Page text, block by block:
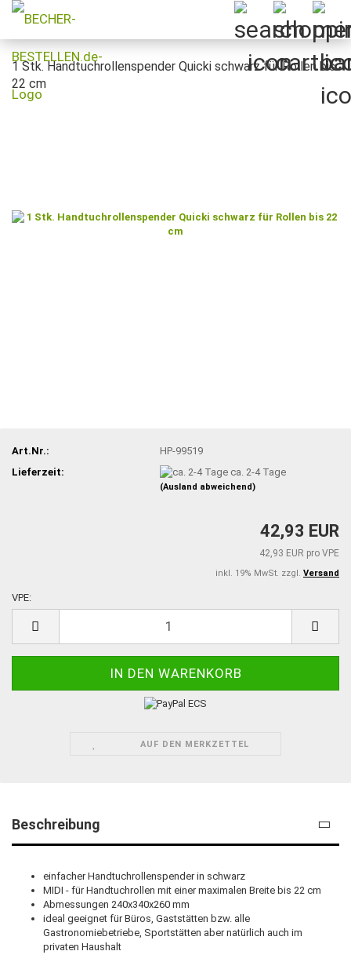
1 Stk. Handtuchrollenspender Quicki schwarz für Rollen bis
22 cm
Art.Nr.:
HP-99519
Lieferzeit:
ca. 2-4 Tage
(Ausland abweichend)
42,93 EUR
42,93 EUR pro VPE
inkl. 19% MwSt. zzgl. Versand
VPE:
AUF DEN MERKZETTEL
Beschreibung
einfacher Handtuchrollenspender in schwarz
MIDI - für Handtuchrollen mit einer maximalen Breite bis 22 cm
Abmessungen 240x340x260 mm
ideal geeignet für Büros, Gaststätten bzw. alle
Gastronomiebetriebe, Sportstätten aber natürlich auch im
privaten Haushalt